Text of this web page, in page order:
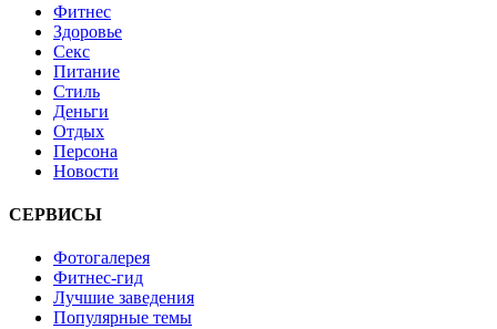
Фитнес
Здоровье
Секс
Питание
Стиль
Деньги
Отдых
Персона
Новости
СЕРВИСЫ
Фотогалерея
Фитнес-гид
Лучшие заведения
Популярные темы